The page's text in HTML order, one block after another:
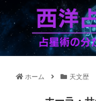
ホーム 天文歴